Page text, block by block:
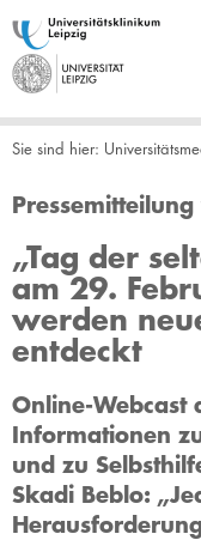
Sie sind hier:
„Tag der
am 29.
werden
entdeckt
Online-Webcast
Informationen
und zu
Skadi Beblo: